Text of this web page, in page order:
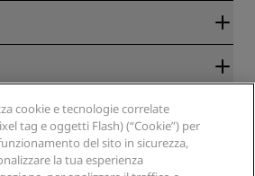
in RHG
PPHE
cookie e tecnologie correlate
tag e oggetti Flash) (“Cookie”) per
del sito in sicurezza,
la tua esperienza